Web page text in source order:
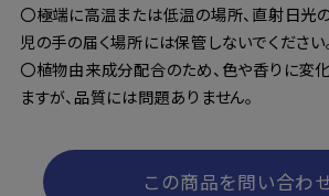
〇極端に高温または低温の場所、直射日光
児の手の届く場所には保管しないでください
〇植物由来成分配合のため、色や香りに変
ますが、品質には問題ありません。
この商品を問い合わ